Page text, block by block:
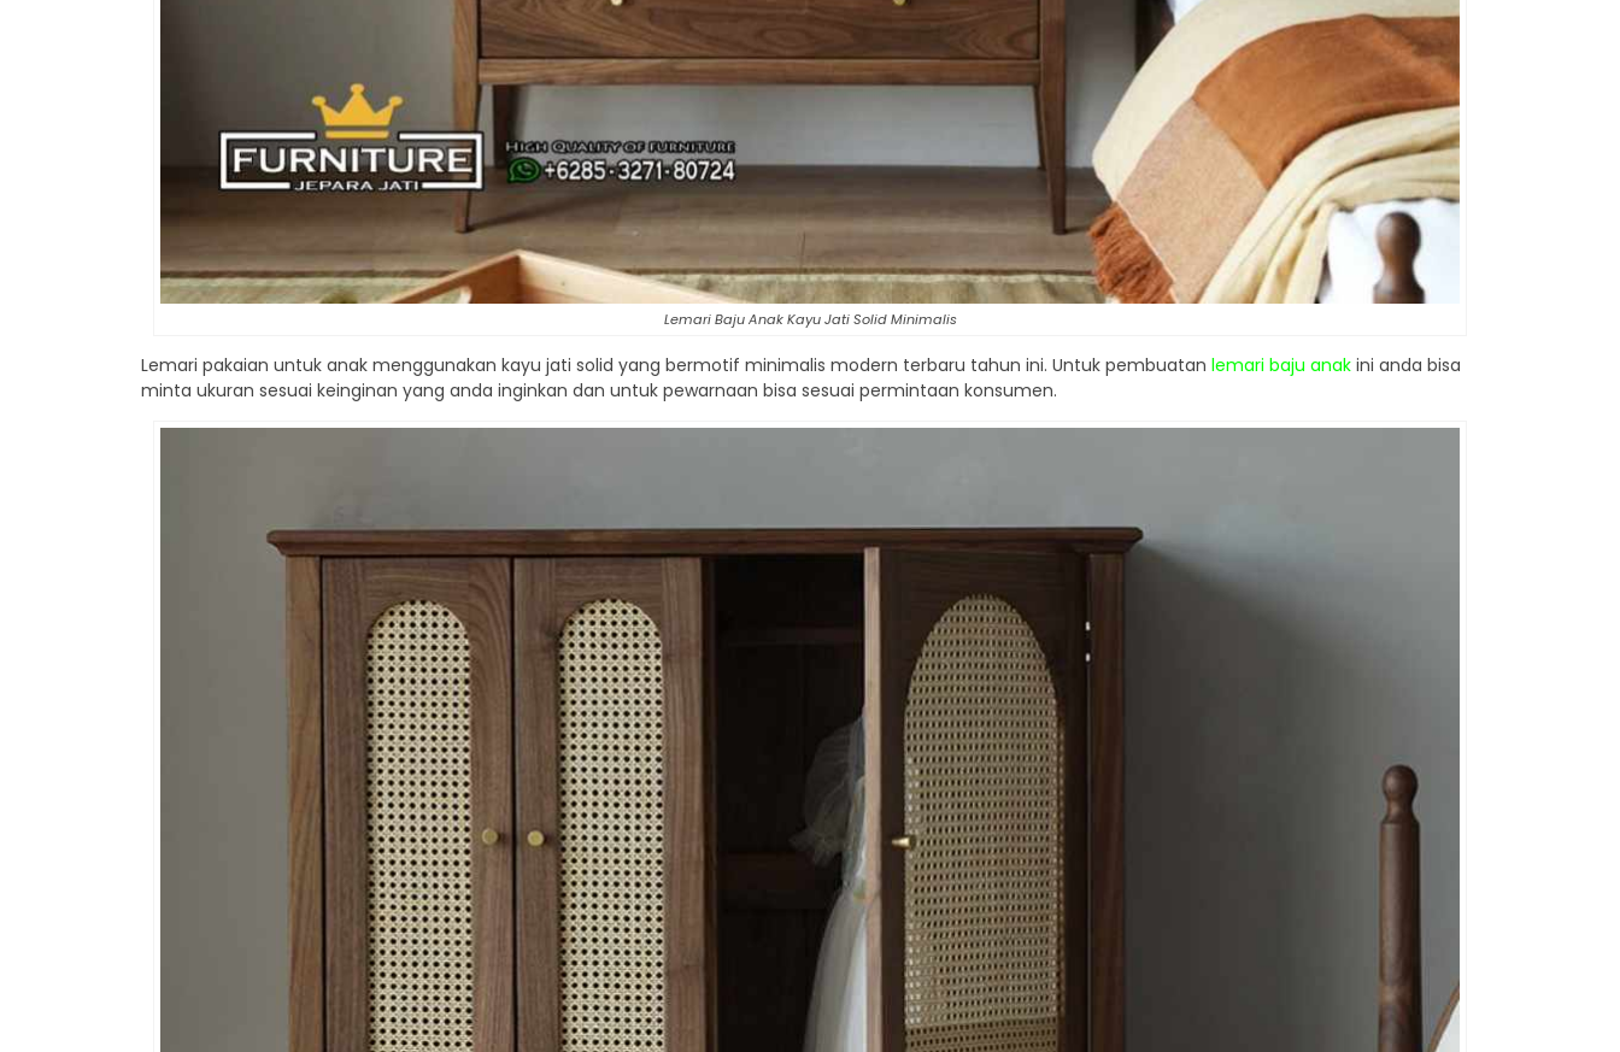
Lemari Baju Anak Kayu Jati Solid Minimalis
Lemari pakaian untuk anak menggunakan kayu jati solid yang bermotif minimalis modern terbaru tahun ini. Untuk pembuatan lemari baju anak ini anda bisa
minta ukuran sesuai keinginan yang anda inginkan dan untuk pewarnaan bisa sesuai permintaan konsumen.